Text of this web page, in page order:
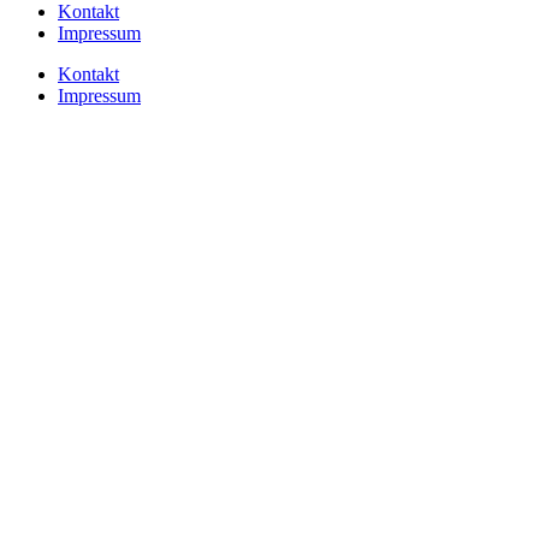
Kontakt
Impressum
Kontakt
Impressum